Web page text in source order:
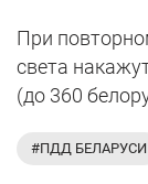
При
света
(до 360
#ПДД БЕЛАРУСИ